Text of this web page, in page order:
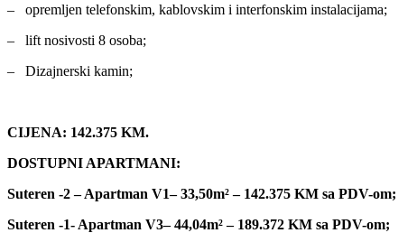
– opremljen telefonskim, kablovskim i interfonskim instalacijama;
– lift nosivosti 8 osoba;
– Dizajnerski kamin;
CIJENA: 142.375 KM.
DOSTUPNI APARTMANI:
Suteren -2 – Apartman V1– 33,50m² – 142.375 KM sa PDV-om;
Suteren -1- Apartman V3– 44,04m² – 189.372 KM sa PDV-om;